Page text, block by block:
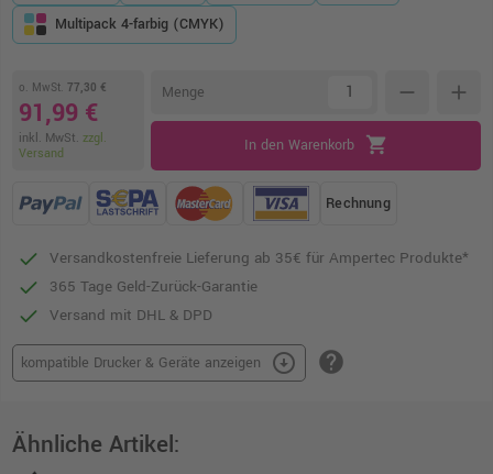
Multipack 4-farbig (CMYK)
o. MwSt. 77,30 €
91,99 €
inkl. MwSt. zzgl.
Versand
Menge remove add
In den Warenkorb shopping_cart
Rechnung
Versandkostenfreie Lieferung ab 35€ für Ampertec Produkte*
365 Tage Geld-Zurück-Garantie
Versand mit DHL & DPD
kompatible Drucker & Geräte anzeigen arrow_circle_down help
Ähnliche Artikel: